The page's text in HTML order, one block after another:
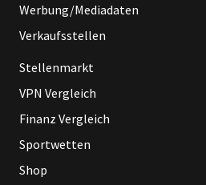
Werbung/Mediadaten
Verkaufsstellen
Stellenmarkt
VPN Vergleich
Finanz Vergleich
Sportwetten
Shop